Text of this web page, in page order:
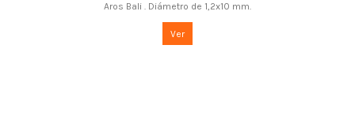
Aros Bali . Diámetro de 1,2x10 mm.
Ver